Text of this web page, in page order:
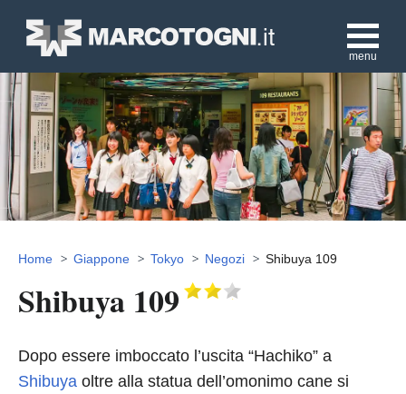
menu
Home Giappone Tokyo Negozi Shibuya 109
Shibuya 109
Dopo essere imboccato l’uscita “Hachiko” a
Shibuya oltre alla statua dell’omonimo cane si